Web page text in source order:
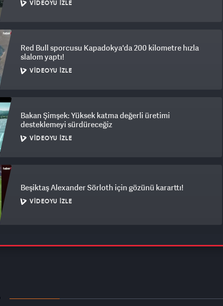
VIDEOYU İZLE
Red Bull sporcusu Kapadokya'da 200 kilometre hızla
slalom yaptı!
VIDEOYU İZLE
Bakan Şimşek: Yüksek katma değerli üretimi
desteklemeyi sürdüreceğiz
VIDEOYU İZLE
Beşiktaş Alexander Sörloth için gözünü kararttı!
VIDEOYU İZLE